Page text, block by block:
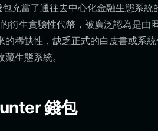
充當了通往去中心化金融生態系
衍生實驗性代幣，被廣泛認為是
的稀缺性，缺乏正式的白皮書或系
生態系統。
錢包